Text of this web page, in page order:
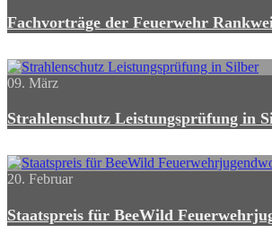
Fachvorträge der Feuerwehr
09. März
Strahlenschutz Leistungsprüfung in
20. Februar
Staatspreis für BeeWild